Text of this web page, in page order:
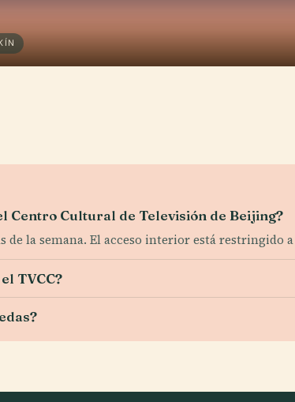
Centro Cultural de Televisión de Beijing?
de la semana. El acceso interior está restringido
TVCC?